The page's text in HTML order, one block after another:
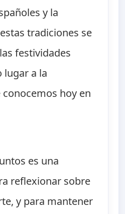
y la
tradiciones se
festividades
lugar a la
hoy en
es una
reflexionar sobre
y para mantener